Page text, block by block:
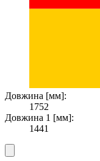
Довжина [мм]:
1752
Довжина 1 [мм]:
1441